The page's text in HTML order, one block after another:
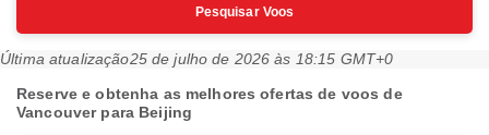
Pesquisar Voos
Última atualização25 de julho de 2026 às 18:15 GMT+0
Reserve e obtenha as melhores ofertas de voos de
Vancouver para Beijing